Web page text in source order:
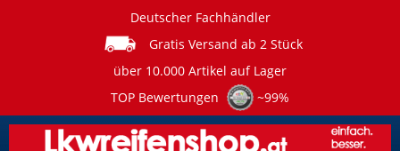
Deutscher Fachhändler
Gratis Versand ab 2 Stück
über 10.000 Artikel auf Lager
TOP Bewertungen
~99%